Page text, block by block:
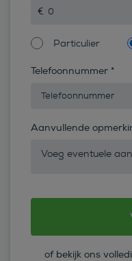
Particulier
Telefoonnummer *
Aanvullende
of bekijk ons